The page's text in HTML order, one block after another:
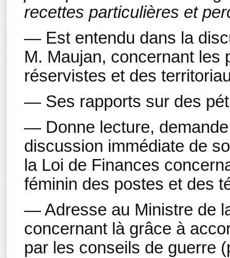
recettes particulières et
— Est entendu dans la
M. Maujan, concernant les
réservistes et des
— Ses rapports sur des
— Donne lecture,
discussion immédiate de
la Loi de Finances
féminin des postes et des
— Adresse au Ministre de
concernant là grâce à
par les conseils de guerre